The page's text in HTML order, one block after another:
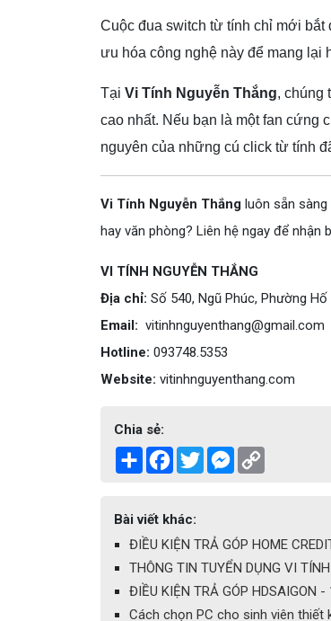
Cuộc đua switch từ tính chỉ mới bắt
ưu hóa công nghệ này để mang
Tại Vi Tính Nguyễn Thắng, chúng
cao nhất. Nếu bạn là một fan cứng
nguyên của những cú click từ tính
Vi Tính Nguyễn Thắng luôn sẵn
hay văn phòng? Liên hệ ngay để
VI TÍNH NGUYỄN THẮNG
Địa chỉ: Số 540, Ngũ Phúc, Phường
Email: vitinhnguyenthang@gmail.com
Hotline: 093748.5353
Website: vitinhnguyenthang.com
Chia sẻ:
Share Facebook
TwitterMessenger
Bài viết khác:
ĐIỀU KIỆN TRẢ GÓP HOME
THÔNG TIN TUYỂN DỤNG VI
ĐIỀU KIỆN TRẢ GÓP HDSAIGON
Cách chọn PC cho sinh viên thiết